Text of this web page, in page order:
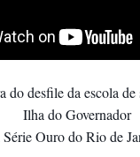
do desfile da escola
Ilha do Governador
Série Ouro do Rio de